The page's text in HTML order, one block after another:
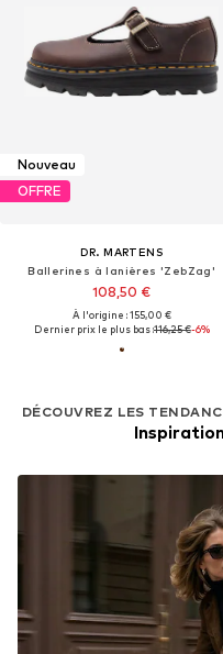
Nouveau
OFFRE
DR. MARTENS
Ballerines à lanières 'ZebZag'
108,50 €
À l'origine : 155,00 €
Dernier prix le plus bas :116,25 €-6%
DÉCOUVREZ LES